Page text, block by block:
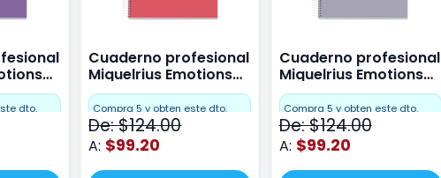
dto.
Cuaderno profesional
Miquelrius Emotions
raya 80 hojas Coral
Compra 5 y obten este dto.
De: $124.00
A: $99.20
Cuaderno profesional
Miquelrius Emotions
raya 80 hojas Gris
Compra 5 y obten este dto.
De: $124.00
A: $99.20